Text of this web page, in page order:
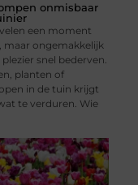
onmisbaar
een moment
maar ongemakkelijk
snel bederven.
planten of
in de tuin krijgt
te verduren. Wie